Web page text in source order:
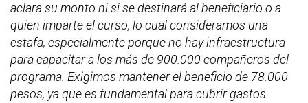
aclara su monto ni si se destinará al beneficiario o a
quien imparte el curso, lo cual consideramos una
estafa, especialmente porque no hay infraestructura
para capacitar a los más de 900.000 compañeros del
programa. Exigimos mantener el beneficio de 78.000
pesos, ya que es fundamental para cubrir gastos